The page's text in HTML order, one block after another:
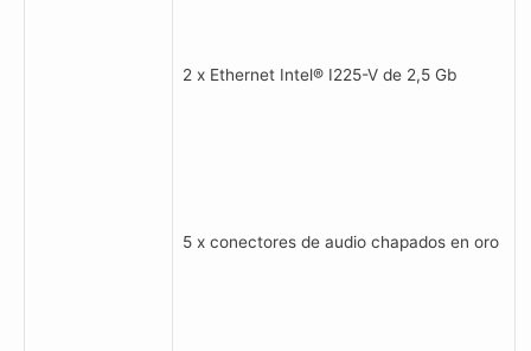
2 x Ethernet Intel® I225-V de 2,5 Gb
5 x conectores de audio chapados en oro